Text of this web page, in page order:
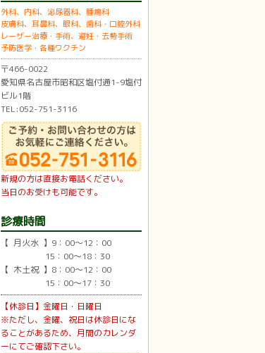
外科、内科、泌尿器科、腫瘍科
皮膚科、耳鼻科、眼科、歯科・口腔外科
レーザー治療・手術、避妊・去勢手術
予防医学・各種ワクチン
〒466-0022
愛知県名古屋市昭和区塩付通1-9塩付
ビル1階
TEL:052-751-3116
新規の方は直接お電話ください。
当日のお受けも可能です。
診療時間
【 月火水 】9：00〜12：00
15：00〜18：30
【 木土祝 】8：00〜12：00
15：00〜17：30
【休診日】金曜日・日曜日
※ただし、金曜、祝日は休診日にな
ることがあるため、月間のカレンダ
ーにてご確認下さい。